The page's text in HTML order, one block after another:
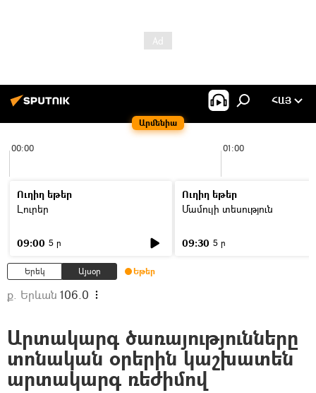
Արմենիա
ՀԱՅ
00:00 01:00
Ուղիղ եթեր
Լուրեր
09:00 5 ր
Ուղիղ եթեր
Մամուլի տեսություն
09:30 5 ր
Երեկ Այսօր Եթեր
ք. Երևան 106.0
Արտակարգ ծառայությունները
տոնական օրերին կաշխատեն
արտակարգ ռեժիմով